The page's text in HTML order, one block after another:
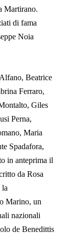
Martirano.
di fama
Noia
Beatrice
Ferraro,
Giles
Perna,
Maria
Spadafora,
in anteprima il
da Rosa
la
Marino, un
nazionali
de Benedittis